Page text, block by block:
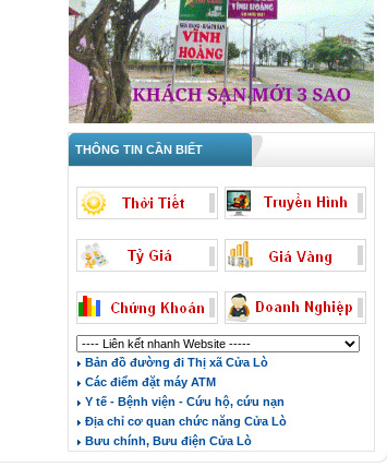
THÔNG TIN CẦN BIẾT
Bản đồ đường đi Thị xã Cửa Lò
Các điểm đặt máy ATM
Y tế - Bệnh viện - Cứu hộ, cứu nạn
Địa chỉ cơ quan chức năng Cửa Lò
Bưu chính, Bưu điện Cửa Lò